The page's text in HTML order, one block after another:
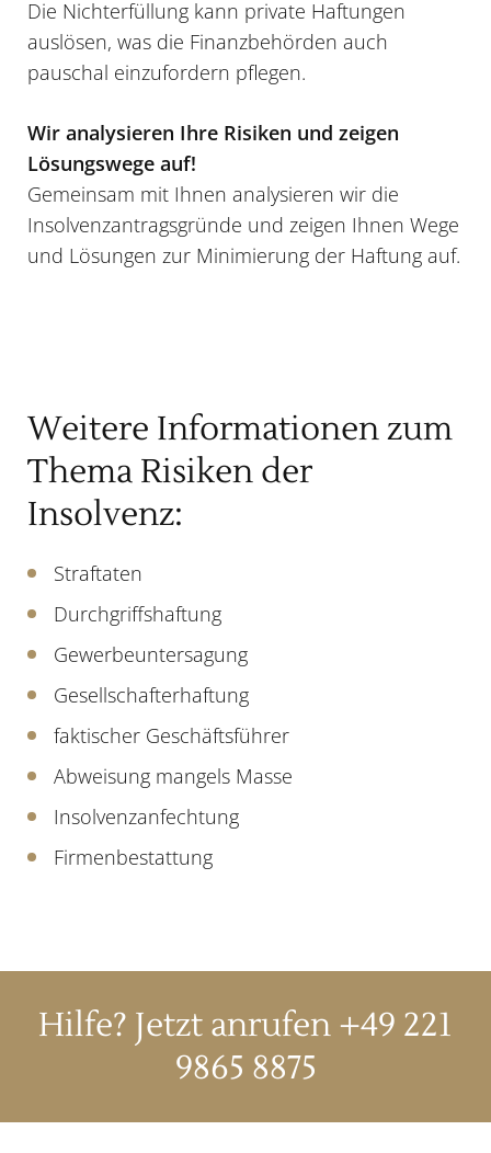
Die Nichterfüllung kann private Haftungen
auslösen, was die Finanzbehörden auch
pauschal einzufordern pflegen.
Wir analysieren Ihre Risiken und zeigen
Lösungswege auf!
Gemeinsam mit Ihnen analysieren wir die
Insolvenzantragsgründe und zeigen Ihnen Wege
und Lösungen zur Minimierung der Haftung auf.
Weitere Informationen zum
Thema Risiken der
Insolvenz:
Straftaten
Durchgriffshaftung
Gewerbeuntersagung
Gesellschafterhaftung
faktischer Geschäftsführer
Abweisung mangels Masse
Insolvenzanfechtung
Firmenbestattung
Hilfe? Jetzt anrufen +49 221
9865 8875